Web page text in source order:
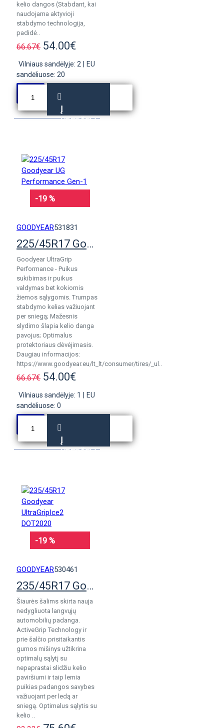
kelio dangos (Stabdant, kai
naudojama aktyvioji
stabdymo technologija,
padidė..
66.67€ 54.00€
Vilniaus sandėlyje: 2
EU
sandėliuose: 20
Į
KREPŠELĮ
-19 %
GOODYEAR531831
225/45R17 Goodyear UG Performance Gen-1
Goodyear UltraGrip
Performance - Puikus
sukibimas ir puikus
valdymas bet kokiomis
žiemos sąlygomis. Trumpas
stabdymo kelias važiuojant
per sniegą; Mažesnis
slydimo šlapia kelio danga
pavojus; Optimalus
protektoriaus dėvėjimasis.
Daugiau informacijos:
https://www.goodyear.eu/lt_lt/consumer/tires/_ul..
66.67€ 54.00€
Vilniaus sandėlyje: 1
EU
sandėliuose: 0
Į
KREPŠELĮ
-19 %
GOODYEAR530461
235/45R17 Goodyear UltraGripIce2 DOT2020
Šiaurės šalims skirta nauja
nedygliuota langvųjų
automobilių padanga.
ActiveGrip Technology ir
prie šalčio prisitaikantis
gumos mišinys užtikrina
optimalų sąlytį su
nepaprastai slidžiu kelio
paviršiumi ir taip lemia
puikias padangos savybes
važiuojant per ledą ar
sniegą. Optimalus sąlytis su
kelio ..